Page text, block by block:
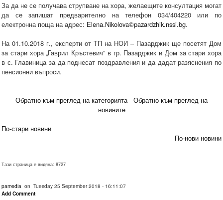
За да не се получава струпване на хора, желаещите консултация могат
да се запишат предварително на телефон 034/404220 или по
електронна поща на адрес: Elena.Nikolova©pazardzhik.nssi.bg.
На 01.10.2018 г., експерти от ТП на НОИ – Пазарджик ще посетят Дом
за стари хора „Гаврил Кръстевич” в гр. Пазарджик и Дом за стари хора
в с. Главиница за да поднесат поздравления и да дадат разяснения по
пенсионни въпроси.
Обратно към преглед на категорията
Обратно към преглед на
новините
По-стари новини
По-нови новини
Тази страница е видяна: 8727
pamedia on Tuesday 25 September 2018 - 16:11:07
Add Comment